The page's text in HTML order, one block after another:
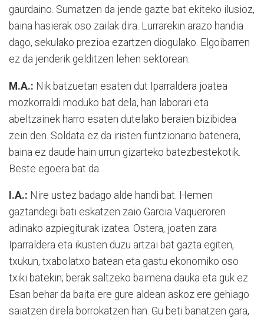
gaurdaino. Sumatzen da jende gazte bat ekiteko ilusioz,
baina hasierak oso zailak dira. Lurrarekin arazo handia
dago, sekulako prezioa ezartzen diogulako. Elgoibarren
ez da jenderik gelditzen lehen sektorean.
M.A.: Nik batzuetan esaten dut Iparraldera joatea
mozkorraldi moduko bat dela, han laborari eta
abeltzainek harro esaten dutelako beraien bizibidea
zein den. Soldata ez da iristen funtzionario batenera,
baina ez daude hain urrun gizarteko batezbestekotik.
Beste egoera bat da.
I.A.: Nire ustez badago alde handi bat. Hemen
gaztandegi bati eskatzen zaio Garcia Vaqueroren
adinako azpiegiturak izatea. Ostera, joaten zara
Iparraldera eta ikusten duzu artzai bat gazta egiten,
txukun, txabolatxo batean eta gastu ekonomiko oso
txiki batekin; berak saltzeko baimena dauka eta guk ez.
Esan behar da baita ere gure aldean askoz ere gehiago
saiatzen direla borrokatzen han. Gu beti banatzen gara,